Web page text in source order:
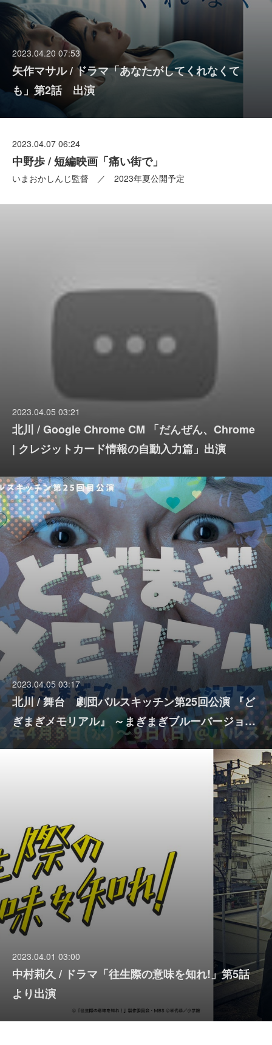
2023.04.20 07:53
矢作マサル / ドラマ「あなたがしてくれなくて
も」第2話 出演
2023.04.07 06:24
中野歩 / 短編映画「痛い街で」
いまおかしんじ監督 ／ 2023年夏公開予定
2023.04.05 03:21
北川 / Google Chrome CM 「だんぜん、Chrome
| クレジットカード情報の自動入力篇」出演
2023.04.05 03:17
北川 / 舞台 劇団バルスキッチン第25回公演 『ど
ぎまぎメモリアル』 ～まぎまぎブルーバージョ…
2023.04.01 03:00
中村莉久 / ドラマ「往生際の意味を知れ!」第5話
より出演